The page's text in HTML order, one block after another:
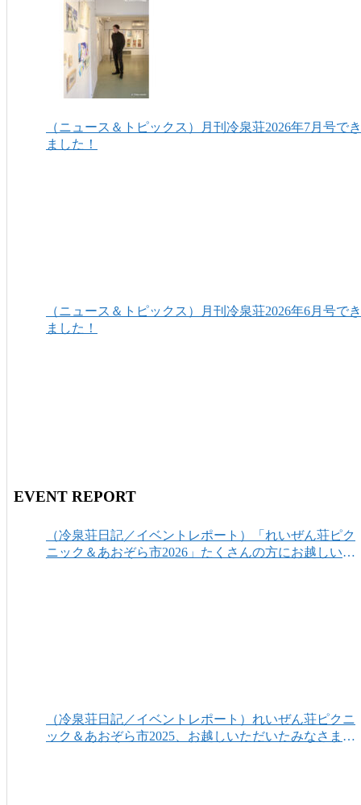
（ニュース＆トピックス）月刊冷泉荘2026年7月号でき
ました！
（ニュース＆トピックス）月刊冷泉荘2026年6月号でき
ました！
EVENT REPORT
（冷泉荘日記／イベントレポート）「れいぜん荘ピク
ニック＆あおぞら市2026」たくさんの方にお越しいた
（冷泉荘日記／イベントレポート）れいぜん荘ピクニ
ック＆あおぞら市2025、お越しいただいたみなさまあ